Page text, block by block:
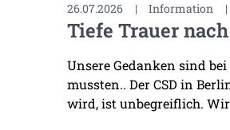
26.07.2026 | Information |
Tiefe Trauer
Unsere Gedanken sind
mussten.. Der CSD in
wird, ist unbegreiflich.